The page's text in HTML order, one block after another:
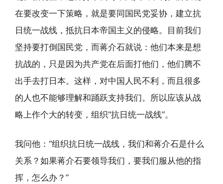
在要改变一下策略，就是要同国民党妥协，建立抗
日统一战线，抵抗日本帝国主义的侵略。目前我们
坚持要打倒国民党，而蒋介石就说：他们本来是想
抗战的，只是因为共产党在后面打他们，他们腾不
出手去打日本。这样，对中国人民不利，而且很多
的人也不能够理解和踊跃支持我们。所以应该从战
略上作个大的转变，组织“抗日统一战线”。
我问他：“组织抗日统一战线，我们和蒋介石是什么
关系？如果蒋介石要领导我们，要我们服从他的指
挥，怎么办？”